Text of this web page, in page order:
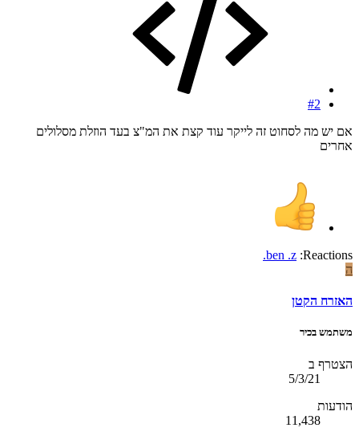
#2
אם יש מה לסחוט זה לייקר עוד קצת את המ"צ בעד הוזלת מסלולים
אחרים
Reactions:
.ben .z
ה
האזרח הקטן
משתמש בכיר
הצטרף ב
5/3/21
הודעות
11,438